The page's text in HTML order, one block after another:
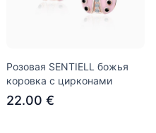
Розовая SENTIELL божья
коровка с цирконами
22.00 €